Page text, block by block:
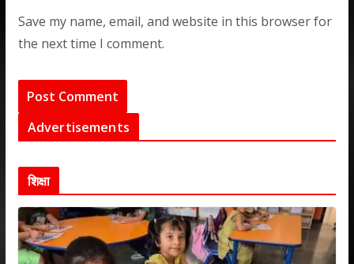
Save my name, email, and website in this browser for
the next time I comment.
Advertisements
शिक्षा